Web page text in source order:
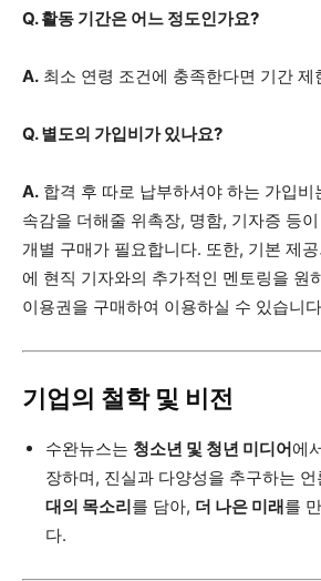
Q. 활동 기간은 어느 정도인가요?
A. 최소 연령 조건에 충족한다면 기간 제
Q. 별도의 가입비가 있나요?
A. 합격 후 따로 납부하셔야 하는 가입비
속감을 더해줄 위촉장, 명함, 기자증 등
개별 구매가 필요합니다. 또한, 기본 제
에 현직 기자와의 추가적인 멘토링을 원
이용권을 구매하여 이용하실 수 있습니
기업의 철학 및 비전
수완뉴스는 청소년 및 청년 미디어에
장하며, 진실과 다양성을 추구하는
대의 목소리를 담아, 더 나은 미래를
다.